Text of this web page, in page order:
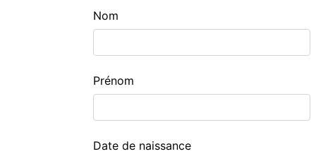
Nom
Prénom
Date de naissance